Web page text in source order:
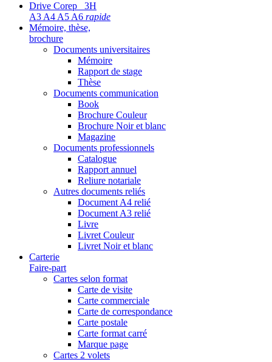
Drive Corep 3H
A3 A4 A5 A6 rapide
Mémoire, thèse,
brochure
Documents universitaires
Mémoire
Rapport de stage
Thèse
Documents communication
Book
Brochure Couleur
Brochure Noir et blanc
Magazine
Documents professionnels
Catalogue
Rapport annuel
Reliure notariale
Autres documents reliés
Document A4 relié
Document A3 relié
Livre
Livret Couleur
Livret Noir et blanc
Carterie
Faire-part
Cartes selon format
Carte de visite
Carte commerciale
Carte de correspondance
Carte postale
Carte format carré
Marque page
Cartes 2 volets